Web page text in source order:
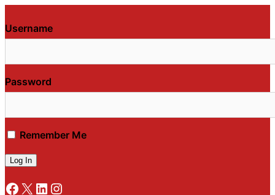
Username
Password
Remember Me
Facebook X LinkedIn Instagram